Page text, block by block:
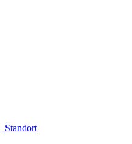
Standort